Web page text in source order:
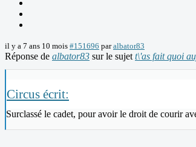
il y a 7 ans 10 mois #151696 paralbator83
Réponse de albator83 sur le sujet t\'as fait quoi
Circus écrit:
Surclassé le cadet, pour avoir le droit de courir